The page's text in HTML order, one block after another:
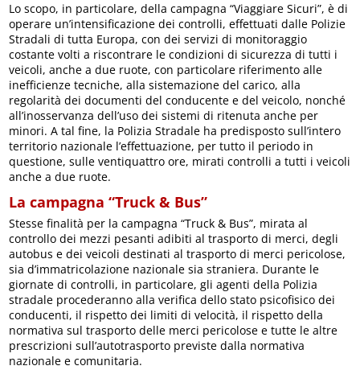
Lo scopo, in particolare, della campagna “Viaggiare Sicuri”, è di
operare un’intensificazione dei controlli, effettuati dalle Polizie
Stradali di tutta Europa, con dei servizi di monitoraggio
costante volti a riscontrare le condizioni di sicurezza di tutti i
veicoli, anche a due ruote, con particolare riferimento alle
inefficienze tecniche, alla sistemazione del carico, alla
regolarità dei documenti del conducente e del veicolo, nonché
all’inosservanza dell’uso dei sistemi di ritenuta anche per
minori. A tal fine, la Polizia Stradale ha predisposto sull’intero
territorio nazionale l’effettuazione, per tutto il periodo in
questione, sulle ventiquattro ore, mirati controlli a tutti i veicoli
anche a due ruote.
La campagna “Truck & Bus”
Stesse finalità per la campagna “Truck & Bus”, mirata al
controllo dei mezzi pesanti adibiti al trasporto di merci, degli
autobus e dei veicoli destinati al trasporto di merci pericolose,
sia d’immatricolazione nazionale sia straniera. Durante le
giornate di controlli, in particolare, gli agenti della Polizia
stradale procederanno alla verifica dello stato psicofisico dei
conducenti, il rispetto dei limiti di velocità, il rispetto della
normativa sul trasporto delle merci pericolose e tutte le altre
prescrizioni sull’autotrasporto previste dalla normativa
nazionale e comunitaria.